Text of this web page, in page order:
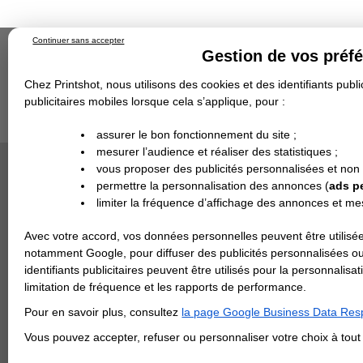
Gestion de vos
Chez Printshot, nous utilisons des cookies et des identifiants
publicitaires mobiles lorsque cela s’applique, pour :
assurer le bon fonctionnement du site ;
mesurer l’audience et réaliser des statistiques ;
vous proposer des publicités personnalisées et
permettre la personnalisation des annonces (ads
limiter la fréquence d’affichage des annonces et
Avec votre accord, vos données personnelles peuvent être
notamment Google, pour diffuser des publicités personnalisées
identifiants publicitaires peuvent être utilisés pour la
limitation de fréquence et les rapports de performance.
Pour en savoir plus, consultez la page Google Business Data
Vous pouvez accepter, refuser ou personnaliser votre choix à tout
Continuer sans accepter
Impression papier
Grand Format
Objet Publicitaire
Banderole & bâche
Enseigne
Demande de devis
Echantillons
Revendeurs
DEVIS PERSONNALISÉ
REVENDEURS
Spécial Elections
IMPRESSION 24H
Carte de visite
Carterie
Carte Indéchirable
Carte de correspondance
Cartes postales
Marque-pages
Carte de Fidélité
Carte PVC
Carte & faire-part
Flyer & Dépliant
Impression en ligne > Sticker Rond Petit format
- 8 CM DE
Format en cm
Il s'agit d'une
calculé à
* la date